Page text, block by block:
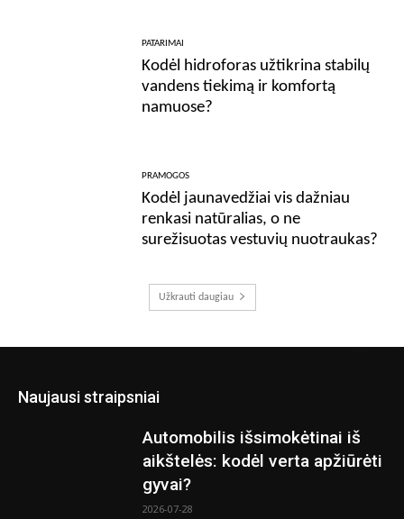
PATARIMAI
Kodėl hidroforas užtikrina stabilų
vandens tiekimą ir komfortą
namuose?
PRAMOGOS
Kodėl jaunavedžiai vis dažniau
renkasi natūralias, o ne
surežisuotas vestuvių nuotraukas?
Užkrauti daugiau
Naujausi straipsniai
Automobilis išsimokėtinai iš
aikštelės: kodėl verta apžiūrėti
gyvai?
2026-07-28